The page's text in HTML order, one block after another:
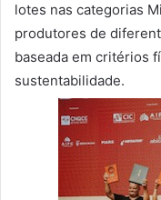
lotes nas categorias
produtores de
baseada em critérios
sustentabilidade.